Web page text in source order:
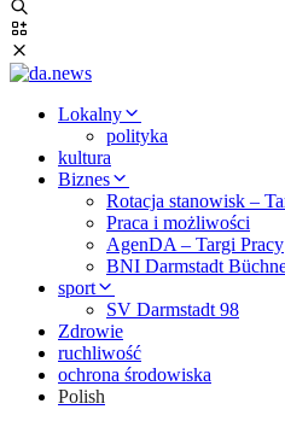
Lokalny
polityka
kultura
Biznes
Rotacja stanowisk –
Praca i możliwości
AgenDA – Targi Pracy
BNI Darmstadt
sport
SV Darmstadt 98
Zdrowie
ruchliwość
ochrona środowiska
Polish